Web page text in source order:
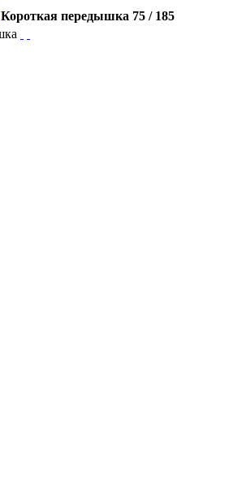
Короткая передышка 75 / 185